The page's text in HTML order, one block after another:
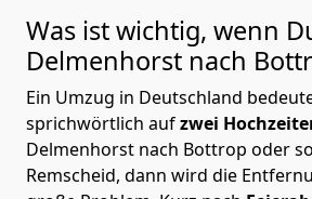
Was ist wichtig, wenn
Delmenhorst nach
Ein Umzug in Deutschland
sprichwörtlich aufzwei
Delmenhorst nach Bottrop oder
Remscheid, dann wird die